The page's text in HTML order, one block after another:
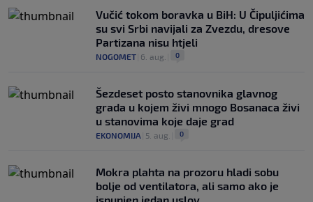
Vučić tokom boravka u BiH: U Čipuljićima
su svi Srbi navijali za Zvezdu, dresove
Partizana nisu htjeli
NOGOMET 6. aug. 0
Šezdeset posto stanovnika glavnog
grada u kojem živi mnogo Bosanaca živi
u stanovima koje daje grad
EKONOMIJA 5. aug. 0
Mokra plahta na prozoru hladi sobu
bolje od ventilatora, ali samo ako je